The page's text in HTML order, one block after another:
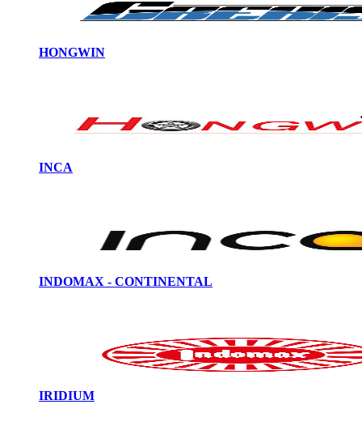
HONGWIN
INCA
INDOMAX - CONTINENTAL
IRIDIUM